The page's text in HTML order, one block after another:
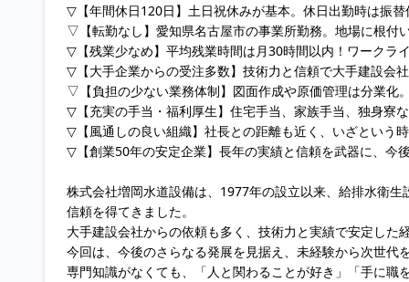
▽【年間休日120日】土日祝休みが基本。休日出勤時は振替
▽【転勤なし】愛知県名古屋市の事業所勤務。地場に根付
▽【残業少なめ】平均残業時間は月30時間以内！ワークラ
▽【大手企業からの受注多数】技術力と信頼で大手建設会
▽【負担の少ない業務体制】図面作成や原価管理は分業化
▽【充実の手当・福利厚生】住宅手当、家族手当、独身寮
▽【風通しの良い組織】社長との距離も近く、いざという
▽【創業50年の安定企業】長年の実績と信頼を武器に、今
株式会社増岡水道設備は、1977年の設立以来、給排水衛
信頼を得てきました。
大手建設会社からの依頼も多く、技術力と実績で安定した
今回は、今後のさらなる発展を見据え、未経験から次世代
専門知識がなくても、「人と関わることが好き」「手に職